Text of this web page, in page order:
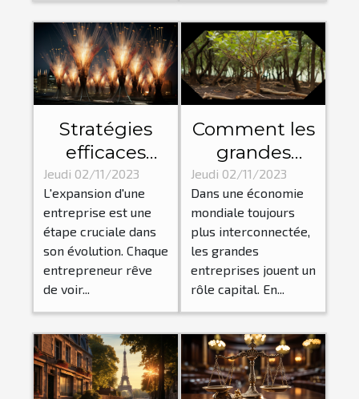
Stratégies
efficaces
pour une
expansion
d'entreprise
réussie
Jeudi 02/11/2023
L'expansion d'une
entreprise est une
étape cruciale dans
son évolution. Chaque
entrepreneur rêve
de voir...
Comment les
grandes
entreprises
influencent-
elles
l'économie
mondiale ?
Jeudi 02/11/2023
Dans une économie
mondiale toujours
plus interconnectée,
les grandes
entreprises jouent un
rôle capital. En...